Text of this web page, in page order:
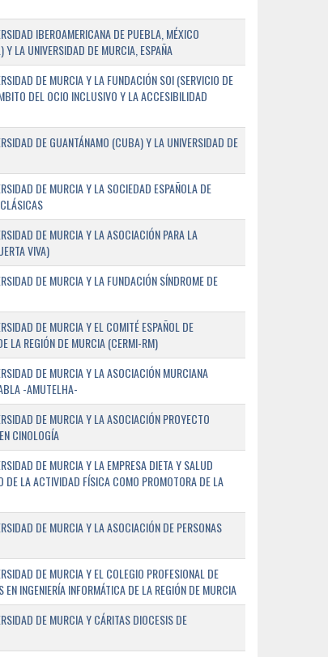
IBEROAMERICANA DE PUEBLA, MÉXICO
LA UNIVERSIDAD DE MURCIA, ESPAÑA
DE MURCIA Y LA FUNDACIÓN SOI (SERVICIO DE
DEL OCIO INCLUSIVO Y LA ACCESIBILIDAD
DE GUANTÁNAMO (CUBA) Y LA UNIVERSIDAD DE
DE MURCIA Y LA SOCIEDAD ESPAÑOLA DE
DE MURCIA Y LA ASOCIACIÓN PARA LA
VIVA)
DE MURCIA Y LA FUNDACIÓN SÍNDROME DE
DE MURCIA Y EL COMITÉ ESPAÑOL DE
LA REGIÓN DE MURCIA (CERMI-RM)
DE MURCIA Y LA ASOCIACIÓN MURCIANA
-AMUTELHA-
DE MURCIA Y LA ASOCIACIÓN PROYECTO
CINOLOGÍA
DE MURCIA Y LA EMPRESA DIETA Y SALUD
LA ACTIVIDAD FÍSICA COMO PROMOTORA DE LA
DE MURCIA Y LA ASOCIACIÓN DE PERSONAS
DE MURCIA Y EL COLEGIO PROFESIONAL DE
INGENIERÍA INFORMÁTICA DE LA REGIÓN DE MURCIA
DE MURCIA Y CÁRITAS DIOCESIS DE